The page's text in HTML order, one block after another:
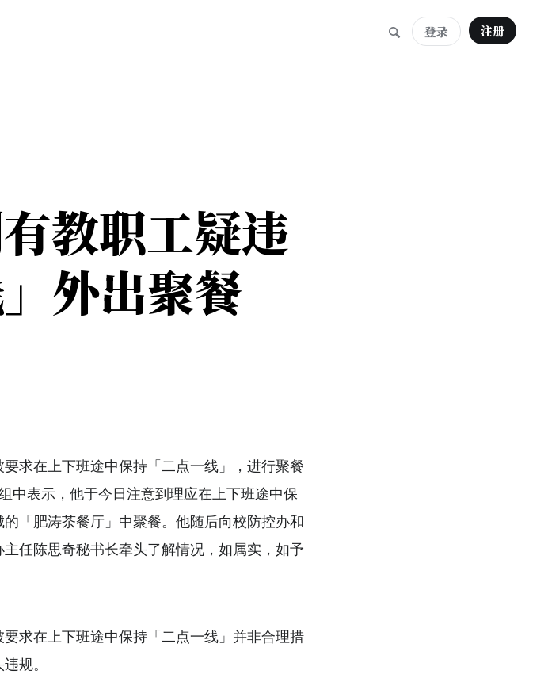
登录 注册
教职工疑违
外出聚餐
求在上下班途中保持「二点一线」，进行聚餐
中表示，他于今日注意到理应在上下班途中保
「肥涛茶餐厅」中聚餐。他随后向校防控办和
任陈思奇秘书长牵头了解情况，如属实，如予
求在上下班途中保持「二点一线」并非合理措
规。